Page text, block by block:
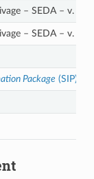
– SEDA – v. 2.2
– SEDA – v. 2.3
Package (SIP)